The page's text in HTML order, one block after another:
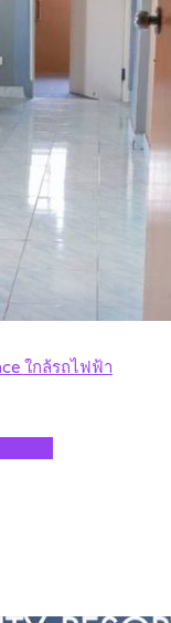
ใกล้รถไฟฟ้า